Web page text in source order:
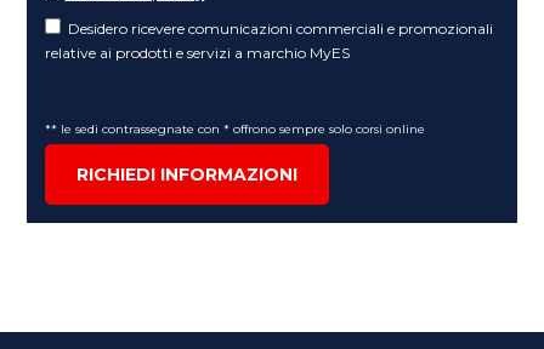
Desidero ricevere comunicazioni commerciali e promozionali
relative ai prodotti e servizi a marchio MyES
** le sedi contrassegnate con * offrono sempre solo corsi online
RICHIEDI INFORMAZIONI